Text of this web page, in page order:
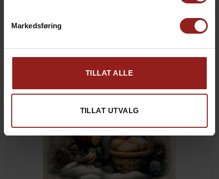
Markedsføring
TILLAT ALLE
TILLAT UTVALG